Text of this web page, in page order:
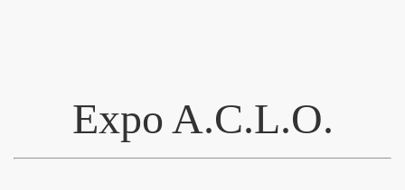
Expo A.C.L.O.